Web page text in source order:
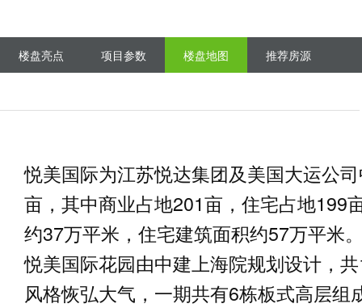
楼盘亮点 项目参数 楼盘地图 推荐房源
悦美国际为江苏悦达集团及美国大运公
亩，其中商业占地201亩，住宅占地199
约37万平米，住宅建筑面积约57万平米
悦美国际花园由中建上海院规划设计，
风格恢弘大气，一期共有6栋板式高层